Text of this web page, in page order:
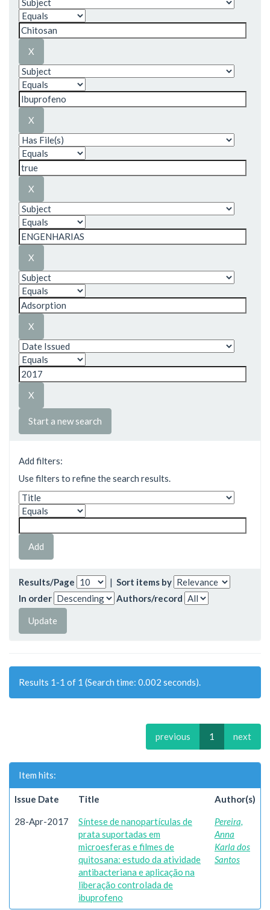
Start a new search
Add filters:
Use filters to refine the search results.
Results/Page | Sort items by
In order
Authors/record
Results 1-1 of 1 (Search time: 0.002 seconds).
previous 1 next
Item hits:
Issue Date Title Author(s)
28-Apr-2017
Síntese de nanopartículas de
prata suportadas em
microesferas e filmes de
quitosana: estudo da atividade
antibacteriana e aplicação na
liberação controlada de
ibuprofeno
Pereira,
Anna
Karla dos
Santos